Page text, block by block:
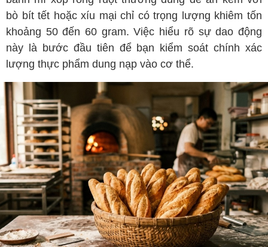
bò bít tết hoặc xíu mại chỉ có trọng lượng khiêm tốn
khoảng 50 đến 60 gram. Việc hiểu rõ sự dao động
này là bước đầu tiên để bạn kiểm soát chính xác
lượng thực phẩm dung nạp vào cơ thể.